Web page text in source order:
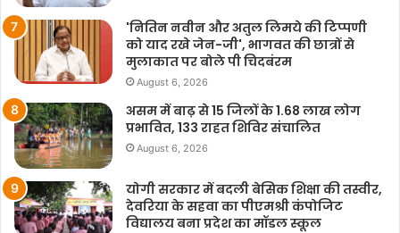
'नितिन नवीन और अतुल लिमये की टिप्पणी
को याद रखे जेन-जी', भागवत की छात्रों से
मुलाकात पर बोले पी चिदबंरम
August 6, 2026
असम में बाढ़ से 15 जिलों के 1.68 लाख लोग
प्रभावित, 133 राहत शिविर संचालित
August 6, 2026
योगी सरकार में बदली बेसिक शिक्षा की तस्वीर,
देवरिया के सहवा का पीएमश्री कंपोजिट
विद्यालय बना प्रदेश का मॉडल स्कूल